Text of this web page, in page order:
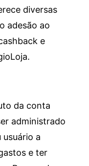
diversas
adesão ao
e
da conta
administrado
usuário a
e ter